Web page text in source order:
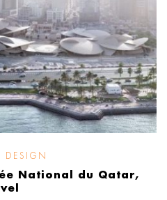
DESIGN
National du Qatar,